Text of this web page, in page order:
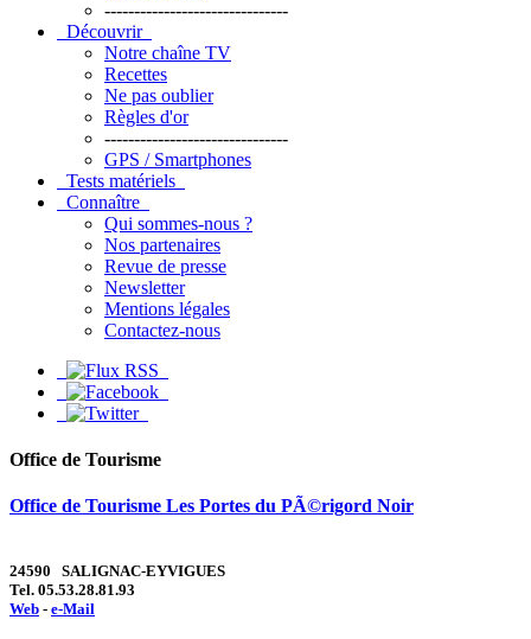
-------------------------------
Découvrir
Notre chaîne TV
Recettes
Ne pas oublier
Règles d'or
-------------------------------
GPS / Smartphones
Tests matériels
Connaître
Qui sommes-nous ?
Nos partenaires
Revue de presse
Newsletter
Mentions légales
Contactez-nous
Office de Tourisme
Office de Tourisme Les Portes du PÃ©rigord Noir
24590 SALIGNAC-EYVIGUES
Tel. 05.53.28.81.93
Web - e-Mail